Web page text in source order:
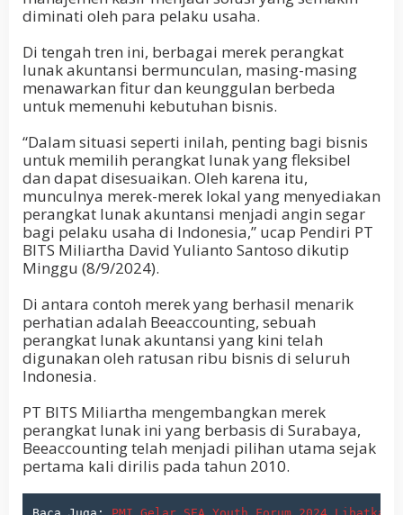
diminati oleh para pelaku usaha.
Di tengah tren ini, berbagai merek perangkat
lunak akuntansi bermunculan, masing-masing
menawarkan fitur dan keunggulan berbeda
untuk memenuhi kebutuhan bisnis.
“Dalam situasi seperti inilah, penting bagi bisnis
untuk memilih perangkat lunak yang fleksibel
dan dapat disesuaikan. Oleh karena itu,
munculnya merek-merek lokal yang menyediakan
perangkat lunak akuntansi menjadi angin segar
bagi pelaku usaha di Indonesia,” ucap Pendiri PT
BITS Miliartha David Yulianto Santoso dikutip
Minggu (8/9/2024).
Di antara contoh merek yang berhasil menarik
perhatian adalah Beeaccounting, sebuah
perangkat lunak akuntansi yang kini telah
digunakan oleh ratusan ribu bisnis di seluruh
Indonesia.
PT BITS Miliartha mengembangkan merek
perangkat lunak ini yang berbasis di Surabaya,
Beeaccounting telah menjadi pilihan utama sejak
pertama kali dirilis pada tahun 2010.